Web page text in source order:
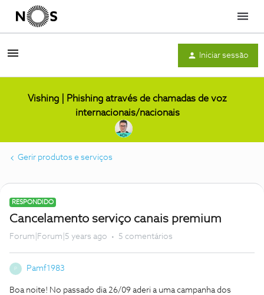
Menu
Iniciar sessão
Vishing | Phishing através de chamadas de voz
internacionais/nacionais
Gerir produtos e serviços
RESPONDIDO
Cancelamento serviço canais premium
Forum|Forum|5 years ago 5 comentários
P Pamf1983
Boa noite! No passado dia 26/09 aderi a uma campanha dos